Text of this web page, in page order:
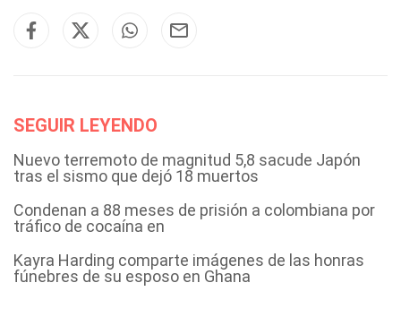
SEGUIR LEYENDO
Nuevo terremoto de magnitud 5,8 sacude Japón
tras el sismo que dejó 18 muertos
Condenan a 88 meses de prisión a colombiana por
tráfico de cocaína en
Kayra Harding comparte imágenes de las honras
fúnebres de su esposo en Ghana